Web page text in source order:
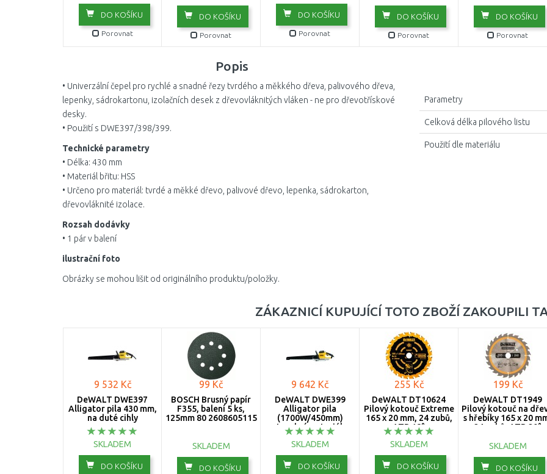
DO KOŠÍKU
Porovnat
DO KOŠÍKU
Porovnat
DO KOŠÍKU
Porovnat
DO KOŠÍKU
Porovnat
DO KOŠÍKU
Porovnat
Popis
• Univerzální čepel pro rychlé a snadné řezy tvrdého a měkkého dřeva, palivového dřeva,
lepenky, sádrokartonu, izolačních desek z dřevovláknitých vláken - ne pro dřevotřískové
desky.
• Použití s DWE397/398/399.
Technické parametry
• Délka: 430 mm
• Materiál břitu: HSS
• Určeno pro materiál: tvrdé a měkké dřevo, palivové dřevo, lepenka, sádrokarton,
dřevovláknité izolace.
Rozsah dodávky
• 1 pár v balení
ilustrační foto
Obrázky se mohou lišit od originálního produktu/položky.
Parametry
Celková délka pilového listu
Použití dle materiálu
ZÁKAZNICÍ KUPUJÍCÍ TOTO ZBOŽÍ ZAKOUPILI
9 532 Kč
DeWALT DWE397
Alligator pila 430 mm,
na duté cihly
SKLADEM
DO KOŠÍKU
99 Kč
BOSCH Brusný papír
F355, balení 5 ks,
125mm 80 2608605115
SKLADEM
DO KOŠÍKU
9 642 Kč
DeWALT DWE399
Alligator pila
(1700W/450mm)
stavební materiály
SKLADEM
DO KOŠÍKU
255 Kč
DeWALT DT10624
Pilový kotouč Extreme
165 x 20 mm, 24 zubů,
ATB 18°
SKLADEM
DO KOŠÍKU
199 Kč
DeWALT DT1949
Pilový kotouč na
s hřebíky 165 x 20
24 zubů, ATB 20°
SKLADEM
DO KOŠÍKU